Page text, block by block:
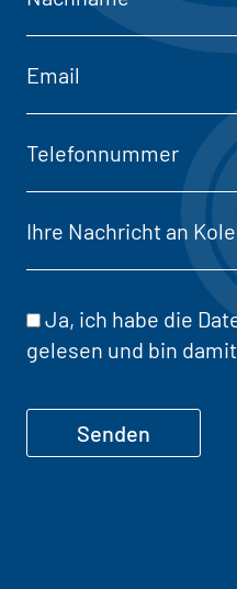
Ja, ich habe die
gelesen und bin